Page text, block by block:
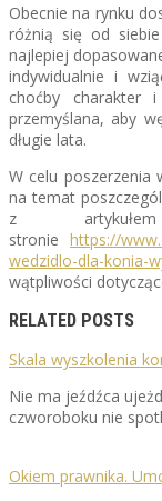
Obecnie na rynku
różnią się od
najlepiej
indywidualnie i
choćby charakter
przemyślana, aby
długie lata.
W celu poszerzenia
na temat
z
stronie https://
wedzidlo-dla-konia-
wątpliwości
RELATED POSTS
Skala wyszkolenia
Nie ma jeźdźca
czworoboku nie
Okiem prawnika.